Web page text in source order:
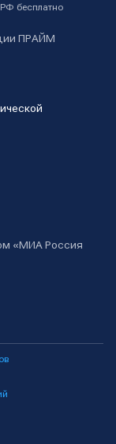
бесплатно
ПРАЙМ
«МИА Россия